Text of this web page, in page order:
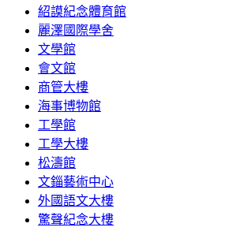
紹謨紀念體育館
麗澤國際學舍
文學館
會文館
商管大樓
海事博物館
工學館
工學大樓
松濤館
文錙藝術中心
外國語文大樓
驚聲紀念大樓